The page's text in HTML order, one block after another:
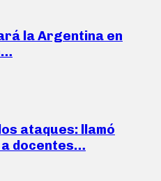
la Argentina en
ataques: llamó
docentes…